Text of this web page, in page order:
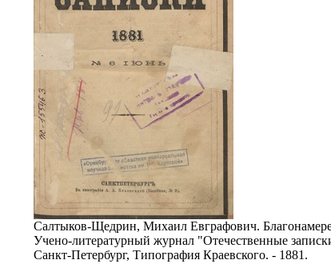
Салтыков-Щедрин, Михаил Евграфович.
Учено-литературный журнал "Отечественные
Санкт-Петербург, Типография Краевского. - 1881.